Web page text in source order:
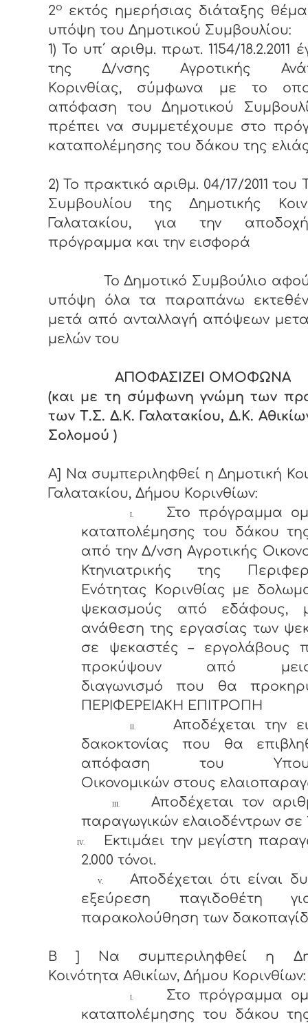
2ο
εκτός ημερήσιας διάταξης
υπόψη του Δημοτικού Συμβουλίου:
1) Το υπ΄ αριθμ. πρωτ. 1154/18.2.2011
της Δ/νσης Αγροτικής
Κορινθίας, σύμφωνα με το
απόφαση του Δημοτικού
πρέπει να συμμετέχουμε στο
καταπολέμησης του δάκου της
2) Το πρακτικό αριθμ. 04/17/2011 του
Συμβουλίου της Δημοτικής
Γαλατακίου, για την
πρόγραμμα και την εισφορά
Το Δημοτικό Συμβούλιο αφού
υπόψη όλα τα παραπάνω
μετά από ανταλλαγή απόψεων
μελών του
ΑΠΟΦΑΣΙΖΕΙ ΟΜΟΦΩΝΑ
(και με τη σύμφωνη γνώμη των
των Τ.Σ. Δ.Κ. Γαλατακίου, Δ.Κ.
Σολομού )
Α] Να συμπεριληφθεί η Δημοτική
Γαλατακίου, Δήμου Κορινθίων:
I.
Στο πρόγραμμα
καταπολέμησης του δάκου
από την Δ/νση Αγροτικής
Κτηνιατρικής της
Ενότητας Κορινθίας με
ψεκασμούς από εδάφους,
ανάθεση της εργασίας των
σε ψεκαστές – εργολάβους
προκύψουν από
διαγωνισμό που θα
ΠΕΡΙΦΕΡΕΙΑΚΗ ΕΠΙΤΡΟΠΗ
II.
Αποδέχεται την
δακοκτονίας που θα
απόφαση του
Οικονομικών στους
III.
Αποδέχεται τον
παραγωγικών ελαιοδέντρων σε
IV.
Εκτιμάει την μεγίστη
2.000 τόνοι.
V.
Αποδέχεται ότι είναι
εξεύρεση παγιδοθέτη
παρακολούθηση των
Β ] Να συμπεριληφθεί η
Κοινότητα Αθικίων, Δήμου Κορινθίων:
I.
Στο πρόγραμμα
καταπολέμησης του δάκου